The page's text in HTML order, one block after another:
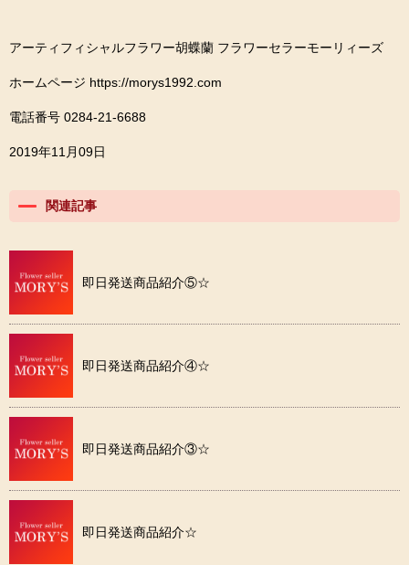
アーティフィシャルフラワー胡蝶蘭 フラワーセラーモーリィーズ
ホームページ https://morys1992.com
電話番号 0284-21-6688
2019年11月09日
関連記事
即日発送商品紹介⑤☆
即日発送商品紹介④☆
即日発送商品紹介③☆
即日発送商品紹介☆